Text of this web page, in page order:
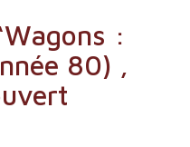
Wagons :
80) ,